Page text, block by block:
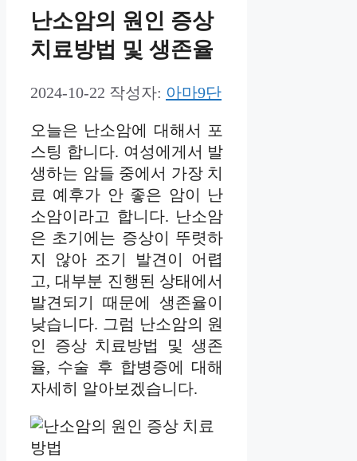
난소암의 원인 증상
치료방법 및 생존율
2024-10-22 작성자: 아마9단
오늘은 난소암에 대해서 포
스팅 합니다. 여성에게서 발
생하는 암들 중에서 가장 치
료 예후가 안 좋은 암이 난
소암이라고 합니다. 난소암
은 초기에는 증상이 뚜렷하
지 않아 조기 발견이 어렵
고, 대부분 진행된 상태에서
발견되기 때문에 생존율이
낮습니다. 그럼 난소암의 원
인 증상 치료방법 및 생존
율, 수술 후 합병증에 대해
자세히 알아보겠습니다.